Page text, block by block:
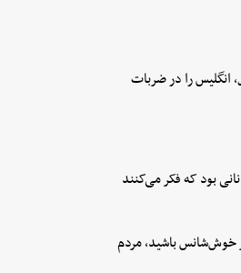
پرتغال حذف خواهد شد؛ سناریویی مشابه سال ۲۰۰۶ که پرتغال، انگلیس را در ضربات
بود که فکر می‌کنند
خوش‌شانس باشید، مردم